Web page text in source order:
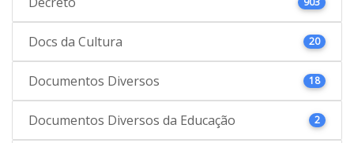
Docs da Cultura 20
Documentos Diversos 18
Documentos Diversos da Educação 2